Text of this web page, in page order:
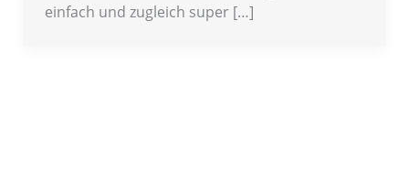
einfach und zugleich super […]